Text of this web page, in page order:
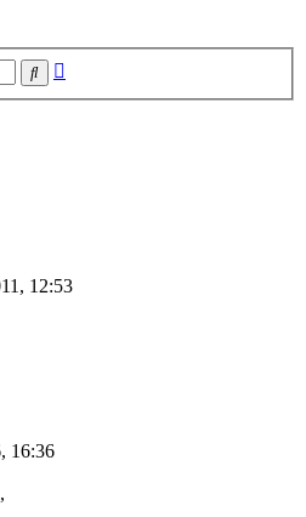
Suche
12:53
16:36